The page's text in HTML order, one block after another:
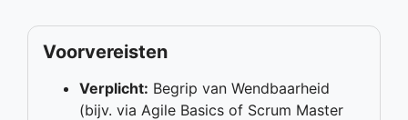
Voorvereisten
Verplicht: Begrip van Wendbaarheid
(bijv. via Agile Basics of Scrum Master